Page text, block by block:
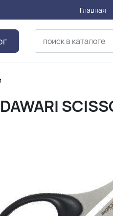
Главная